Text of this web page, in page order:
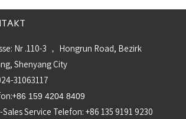
Nr .110-3 ， Hongrun Road, Bezirk
Shenyang City
31063117
86 159 4204 8409
Service Telefon: +86 135 9191 9230